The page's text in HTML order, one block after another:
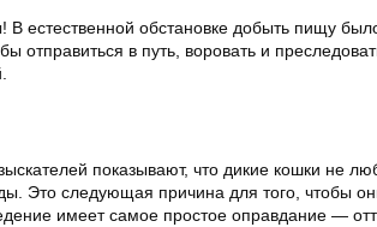
В естественной обстановке добыть пищу
отправиться в путь, воровать и
показывают, что дикие кошки не
Это следующая причина для того, чтобы
имеет самое простое оправдание —